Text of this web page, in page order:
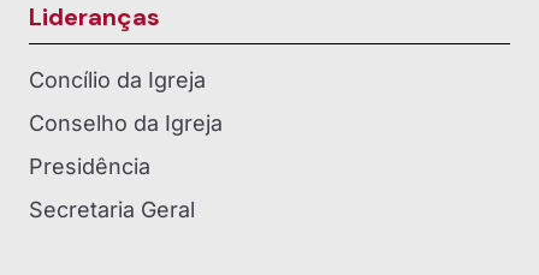
Lideranças
Concílio da Igreja
Conselho da Igreja
Presidência
Secretaria Geral